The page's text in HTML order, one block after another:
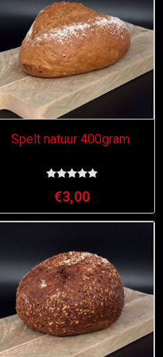
Spelt natuur 400gram.
€3,00